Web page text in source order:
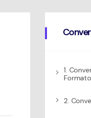
1.
Formato
2.